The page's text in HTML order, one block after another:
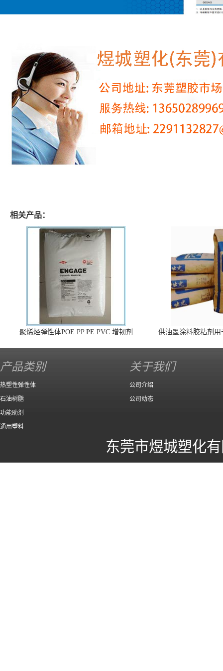
相关产品：
聚烯烃弹性体POE PP PE PVC 增韧剂
供油墨涂料胶粘剂
产品类别
热塑性弹性体
石油树脂
功能助剂
通用塑料
关于我们
公司介绍
公司动态
东莞市煜城塑化